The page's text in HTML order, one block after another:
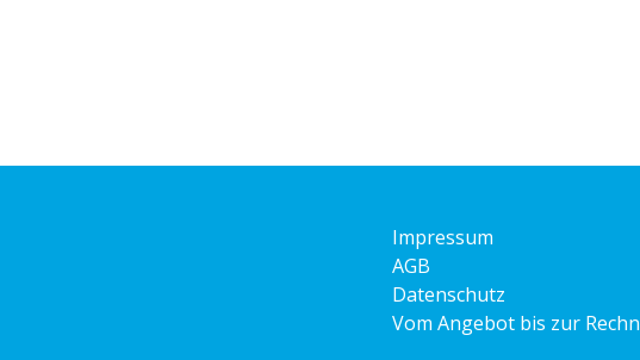
Impressum
AGB
Datenschutz
Vom Angebot bis zur